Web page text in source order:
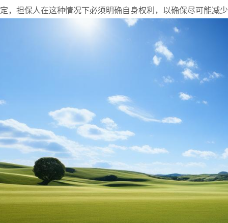
定，担保人在这种情况下必须明确自身权利，以确保尽可能减